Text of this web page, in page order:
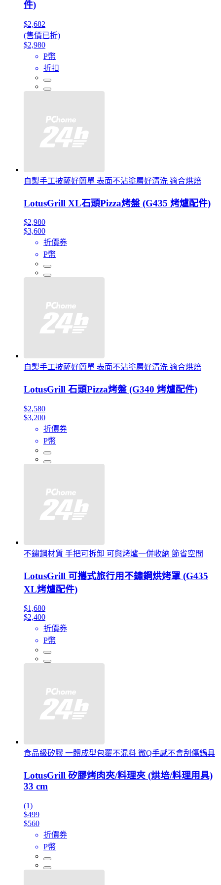
件)
$2,682
(售價已折)
$2,980
P幣
折扣
自製手工披薩好簡單 表面不沾塗層好清洗 適合烘焙
LotusGrill XL石頭Pizza烤盤 (G435 烤爐配件)
$2,980
$3,600
折價券
P幣
自製手工披薩好簡單 表面不沾塗層好清洗 適合烘焙
LotusGrill 石頭Pizza烤盤 (G340 烤爐配件)
$2,580
$3,200
折價券
P幣
不鏽鋼材質 手把可拆卸 可與烤爐一併收納 節省空間
LotusGrill 可攜式旅行用不鏽鋼烘烤罩 (G435
XL烤爐配件)
$1,680
$2,400
折價券
P幣
食品級矽膠 一體成型包覆不混料 微Q手感不會刮傷鍋具
LotusGrill 矽膠烤肉夾/料理夾 (烘培/料理用具)
33 cm
(1)
$499
$560
折價券
P幣